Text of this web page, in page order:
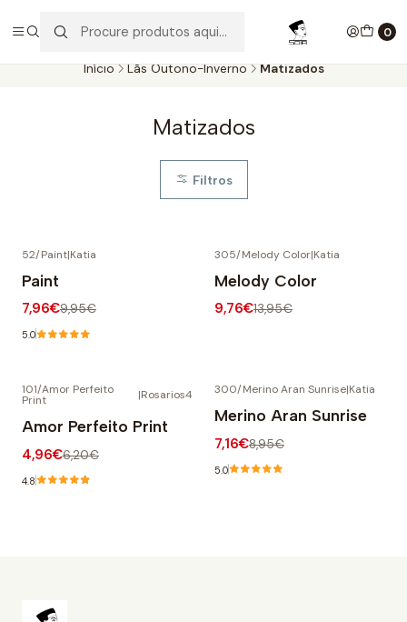
0
Aproveite as entregas grátis para todas as encomendas
superiores a 60€. Faça as suas compras e economize!
Início Lãs Outono-Inverno Matizados
Matizados
Filtros
52/Paint|Katia
Paint
7,96€9,95€
5.0
305/Melody Color|Katia
Melody Color
9,76€13,95€
-20% DESCONTO
101/Amor Perfeito
Print |Rosarios4
Amor Perfeito Print
4,96€6,20€
4.8
300/Merino Aran Sunrise|Katia
Merino Aran Sunrise
7,16€8,95€
5.0